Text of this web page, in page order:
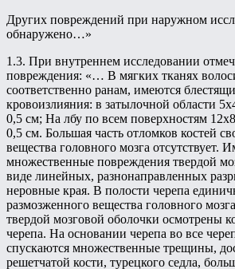
Других повреждений при наружном
обнаружено…»
1.3. При внутреннем исследовании
повреждения: «… В мягких тканях
соответственно ранам, имеются
кровоизлияния: в затылочной области
0,5 см; На лбу по всем поверхностям
0,5 см. Большая часть отломков костей
вещества головного мозга отсутствует.
множественные повреждения твердой
виде линейных, разнонаправленных
неровные края. В полости черепа
размозженного вещества головного
твердой мозговой оболочки осмотрены
черепа. На основании черепа во все
спускаются множественные трещины,
решетчатой кости, турецкого седла,